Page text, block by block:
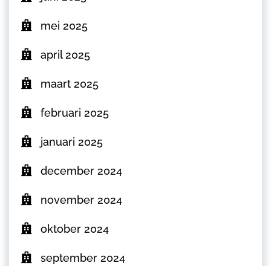
mei 2025
april 2025
maart 2025
februari 2025
januari 2025
december 2024
november 2024
oktober 2024
september 2024